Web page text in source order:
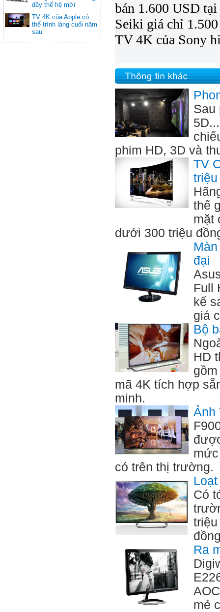
dây thế hệ mới
TV 4K của Apple có
thể trình làng cuối năm
sau
bán 1.600 USD
Seiki giá chỉ
TV 4K của Sony
Sau
phim HD, 3D và
TV
thế
mặt
dưới 300 triệu
đại
Full
kế
giá
Bộ
HD
mã 4K tích hợp
minh.
Ảnh
có trên thị trường.
Có
Ra
mẻ